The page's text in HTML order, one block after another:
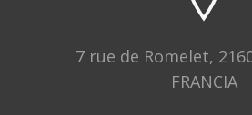
7 rue de Romelet,
FRANCIA